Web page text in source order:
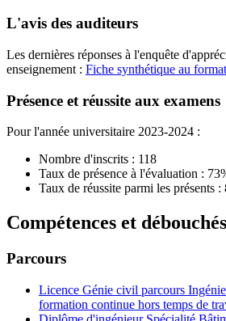
L'avis des auditeurs
Les dernières réponses à l'enquête
enseignement : Fiche synthétique au
Présence et réussite aux examens
Pour l'année universitaire 2023-2024 :
Nombre d'inscrits : 118
Taux de présence à l'évaluation :
Taux de réussite parmi les présents :
Compétences et débouchés
Parcours
Licence Génie civil parcours
formation continue hors temps de